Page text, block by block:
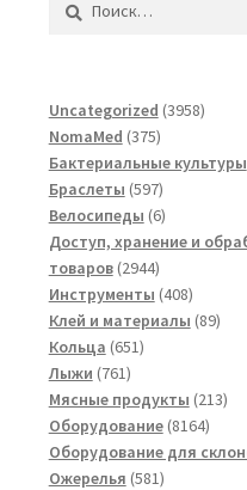
Uncategorized 39583958
NomaMed 375375
товаров
Бактериальные культуры
Браслеты 597597
товаров
Велосипеды 66
товаров
Доступ, хранение и
товаров 29442944
товара
Инструменты 408408
товаров
Клей и материалы 8989
Кольца 651651
Лыжи 761761
товар
Мясные продукты 213213
Оборудование 81648164
Оборудование для
Ожерелья 581581